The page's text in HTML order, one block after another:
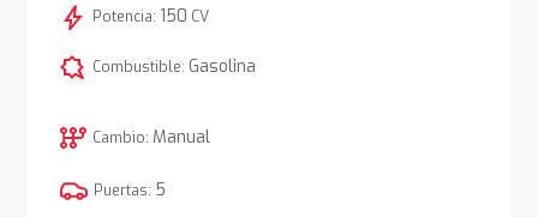
bolt Potencia: 150 CV
comic_bubble Combustible: Gasolina
auto_transmission Cambio: Manual
Puertas: 5